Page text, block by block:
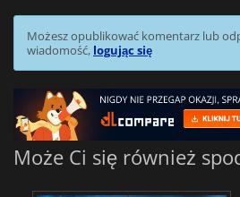
Możesz opublikować komentarz lub
wiadomość, logując się
Może Ci się również